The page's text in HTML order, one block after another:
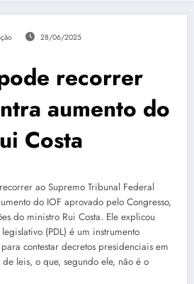
28/06/2025
recorrer
aumento do
Costa
ao Supremo Tribunal Federal
do IOF aprovado pelo Congresso,
do ministro Rui Costa. Ele explicou
(PDL) é um instrumento
contestar decretos presidenciais em
leis, o que, segundo ele, não é o